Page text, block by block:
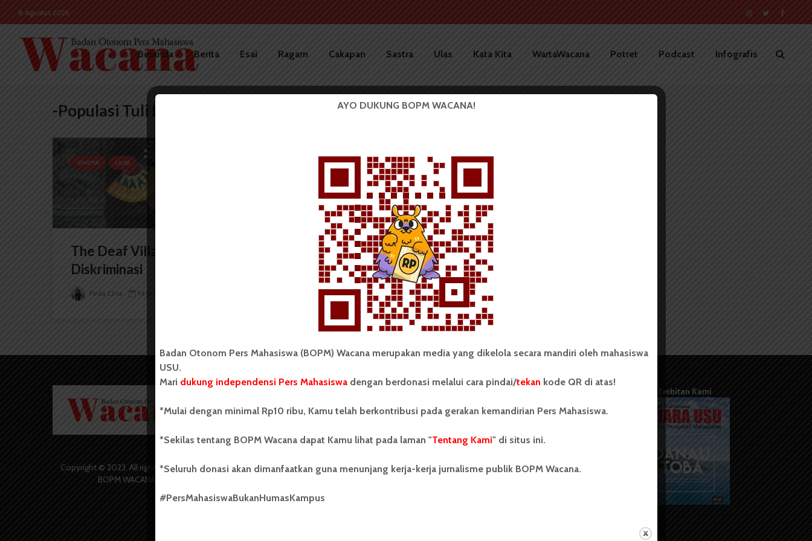
8 Agustus 2026
Beranda Berita Esai Ragam Cakapan Sastra Ulas Kata Kita WartaWacana Potret Podcast Infografis
-Populasi Tuli Bisu
SINEMA ULAS
The Deaf Village: Desa Tanpa
Diskriminasi
Firda Elisa 14 Januari 2025
Copyright © 2023. All rights reserved
BOPM WACANA.
Badan Otonom Pers Mahasiswa (BOPM)
yang berdiri di luar kampus dan dikelola
Universitas Sumatera Utara (USU).
salah satu Unit Kegiatan Mahasiswa
(UKM) di Universitas Sumatera Utara
USU yang berdiri pada 1 Juli 1995.
Kontribusi
Info Iklan
Pedoman Media Siber
Terbitan Kami
AYO DUKUNG BOPM WACANA!
Badan Otonom Pers Mahasiswa (BOPM) Wacana merupakan media yang dikelola secara mandiri oleh mahasiswa
USU.
Mari dukung independensi Pers Mahasiswadengan berdonasi melalui cara pindai/tekan kode QR di atas!
*Mulai dengan minimal Rp10 ribu, Kamu telah berkontribusi pada gerakan kemandirian Pers Mahasiswa.
*Sekilas tentang BOPM Wacana dapat Kamu lihat pada laman "Tentang Kami" di situs ini.
*Seluruh donasi akan dimanfaatkan guna menunjang kerja-kerja jurnalisme publik BOPM Wacana.
#PersMahasiswaBukanHumasKampus